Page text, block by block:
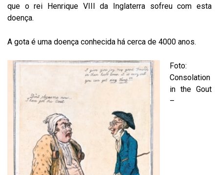
que o rei Henrique VIII da Inglaterra sofreu com esta
doença.
A gota é uma doença conhecida há cerca de 4000 anos.
Foto:
Consolation
in the Gout
–